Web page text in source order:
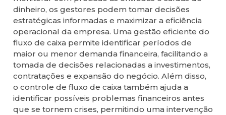
dinheiro, os gestores podem tomar decisões
estratégicas informadas e maximizar a eficiência
operacional da empresa. Uma gestão eficiente do
fluxo de caixa permite identificar períodos de
maior ou menor demanda financeira, facilitando a
tomada de decisões relacionadas a investimentos,
contratações e expansão do negócio. Além disso,
o controle de fluxo de caixa também ajuda a
identificar possíveis problemas financeiros antes
que se tornem crises, permitindo uma intervenção